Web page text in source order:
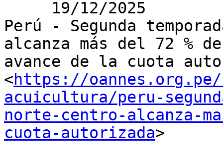
Perú - Segunda
alcanza más del 72 % de
avance de la cuota
<https://
acuicultura/peru-
norte-centro-alcanza-
cuota-autorizada>